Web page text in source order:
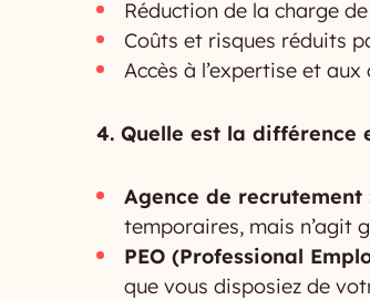
Réduction de la charge
Coûts et risques réduits
Accès à l’expertise et
4. Quelle est la différence
Agence de recrutement
temporaires, mais n’agit
PEO (Professional
que vous disposiez de